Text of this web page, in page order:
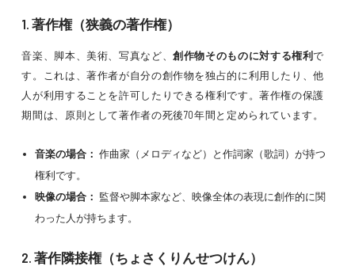
1. 著作権（狭義の著作権）
音楽、脚本、美術、写真など、創作物そのものに対する権利で
す。これは、著作者が自分の創作物を独占的に利用したり、他
人が利用することを許可したりできる権利です。著作権の保護
期間は、原則として著作者の死後70年間と定められています。
音楽の場合： 作曲家（メロディなど）と作詞家（歌詞）が持つ
権利です。
映像の場合： 監督や脚本家など、映像全体の表現に創作的に関
わった人が持ちます。
2. 著作隣接権（ちょさくりんせつけん）